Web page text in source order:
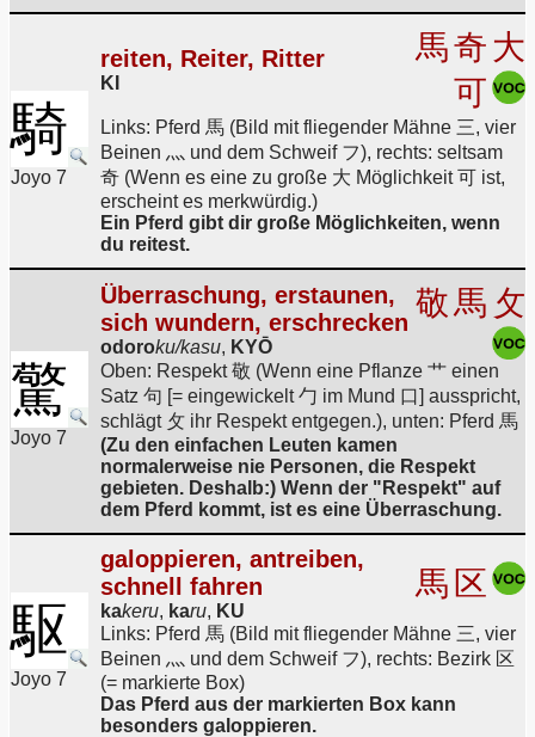
騎
Joyo 7
reiten, Reiter, Ritter
KI
馬奇 大
可
Links: Pferd 馬 (Bild mit fliegender Mähne 三, vier
Beinen 灬 und dem Schweif フ), rechts: seltsam
奇 (Wenn es eine zu große 大 Möglichkeit 可 ist,
erscheint es merkwürdig.)
Ein Pferd gibt dir große Möglichkeiten, wenn
du reitest.
驚
Joyo 7
Überraschung, erstaunen,
sich wundern, erschrecken
odoroku/kasu, KYŌ
敬馬 攵
Oben: Respekt 敬 (Wenn eine Pflanze 艹 einen
Satz 句 [= eingewickelt 勹 im Mund 口] ausspricht,
schlägt 攵 ihr Respekt entgegen.), unten: Pferd 馬
(Zu den einfachen Leuten kamen
normalerweise nie Personen, die Respekt
gebieten. Deshalb:) Wenn der "Respekt" auf
dem Pferd kommt, ist es eine Überraschung.
駆
Joyo 7
galoppieren, antreiben,
schnell fahren
kakeru, karu, KU
馬 区
Links: Pferd 馬 (Bild mit fliegender Mähne 三, vier
Beinen 灬 und dem Schweif フ), rechts: Bezirk 区
(= markierte Box)
Das Pferd aus der markierten Box kann
besonders galoppieren.